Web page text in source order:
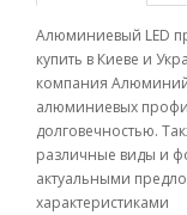
Алюминиевый LED
купить в Киеве и
компания
алюминиевых
долговечностью.
различные виды и
актуальными
характеристиками